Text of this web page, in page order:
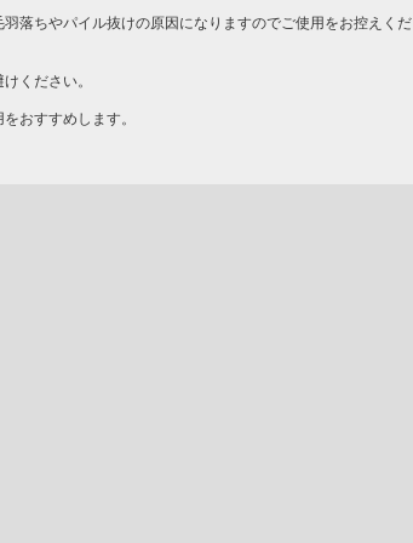
落ちやパイル抜けの原因になりますのでご使用をお控えくだ
ください。
おすすめします。